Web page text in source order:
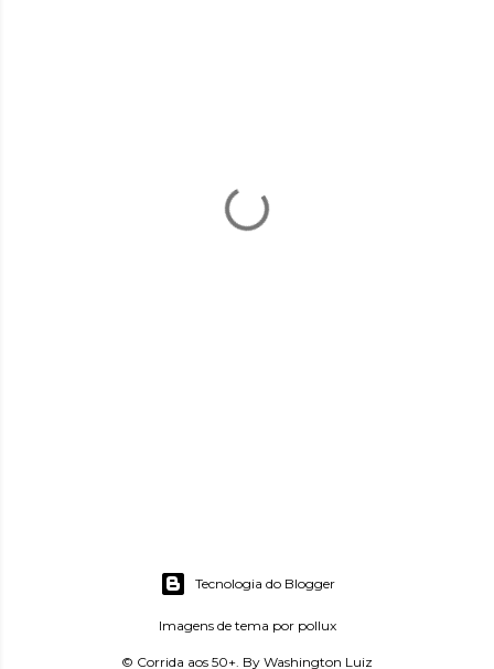
Tecnologia do Blogger
Imagens de tema por pollux
© Corrida aos 50+. By Washington Luiz